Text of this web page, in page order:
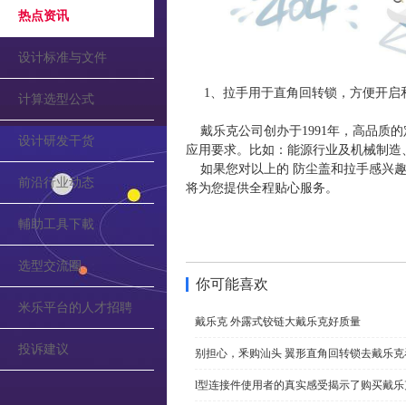
热点资讯
设计标准与文件
计算选型公式
设计研发干货
前沿行业动态
輔助工具下載
选型交流圈
米乐平台的人才招聘
投诉建议
1、拉手用于直角回转锁，方便开
戴乐克公司创办于1991年，高品质
应用要求。比如：能源行业及机械制
如果您对以上的 防尘盖和拉手感兴
将为您提供全程贴心服务。
你可能喜欢
戴乐克 外露式铰链大戴乐克好质量
别担心，釆购汕头 翼形直角回转锁去戴乐
l型连接件使用者的真实感受揭示了购买戴